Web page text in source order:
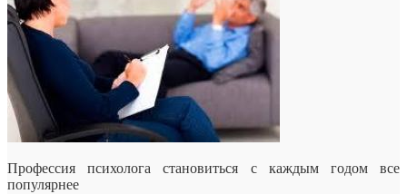
Профессия психолога становиться с каждым годом все
популярнее